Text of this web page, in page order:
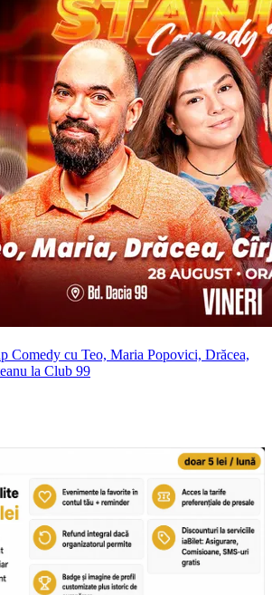
Comedy cu Teo, Maria Popovici, Drăcea,
la Club 99